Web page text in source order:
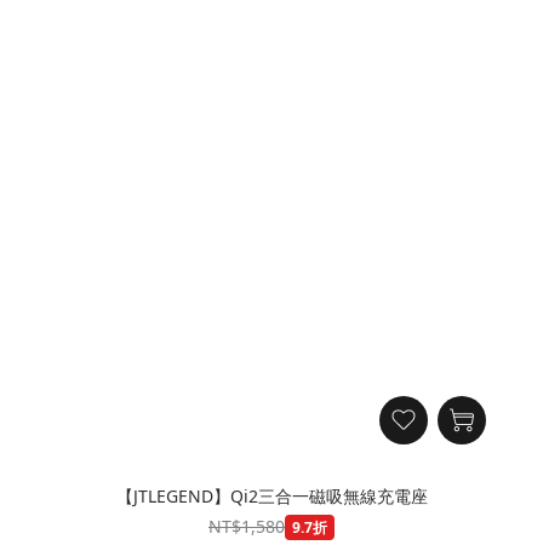
【JTLEGEND】Qi2三合一磁吸無線充電座
NT$1,580 9.7折